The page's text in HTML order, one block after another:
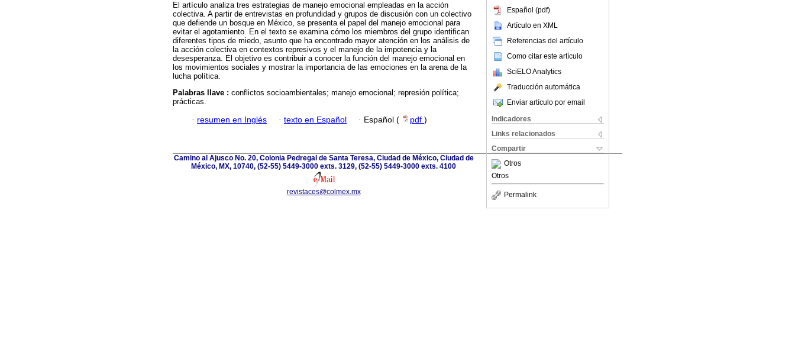
Español (pdf)
Artículo en XML
Referencias del artículo
Como citar este artículo
SciELO Analytics
Traducción automática
Enviar artículo por email
Indicadores
Links relacionados
Compartir
Otros
Otros
Permalink
El artículo analiza tres estrategias de manejo emocional empleadas en la acción
colectiva. A partir de entrevistas en profundidad y grupos de discusión con un colectivo
que defiende un bosque en México, se presenta el papel del manejo emocional para
evitar el agotamiento. En el texto se examina cómo los miembros del grupo identifican
diferentes tipos de miedo, asunto que ha encontrado mayor atención en los análisis de
la acción colectiva en contextos represivos y el manejo de la impotencia y la
desesperanza. El objetivo es contribuir a conocer la función del manejo emocional en
los movimientos sociales y mostrar la importancia de las emociones en la arena de la
lucha política.
Palabras llave : conflictos socioambientales; manejo emocional; represión política;
prácticas.
· resumen en Inglés · texto en Español · Español ( pdf )
Camino al Ajusco No. 20, Colonia Pedregal de Santa Teresa, Ciudad de México, Ciudad de
México, MX, 10740, (52-55) 5449-3000 exts. 3129, (52-55) 5449-3000 exts. 4100
revistaces@colmex.mx